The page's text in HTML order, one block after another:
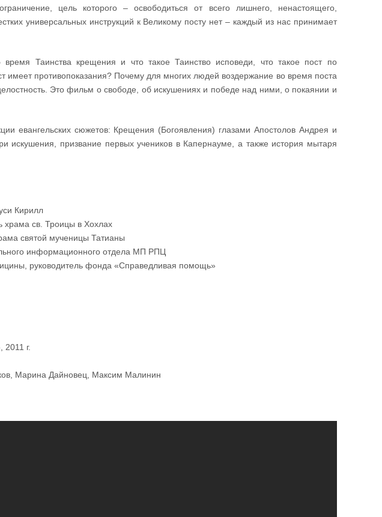
цель которого – освободиться от всего лишнего, ненастоящего,
универсальных инструкций к Великому посту нет – каждый из нас принимает
время Таинства крещения и что такое Таинство исповеди, что такое пост по
имеет противопоказания? Почему для многих людей воздержание во время поста
Это фильм о свободе, об искушениях и победе над ними, о покаянии и
евангельских сюжетов: Крещения (Богоявления) глазами Апостолов Андрея и
искушения, призвание первых учеников в Капернауме, а также история мытаря
Кирилл
храма св. Троицы в Хохлах
святой мученицы Татианы
информационного отдела МП РПЦ
руководитель фонда «Справедливая помощь»
2011 г.
Марина Дайновец, Максим Малинин